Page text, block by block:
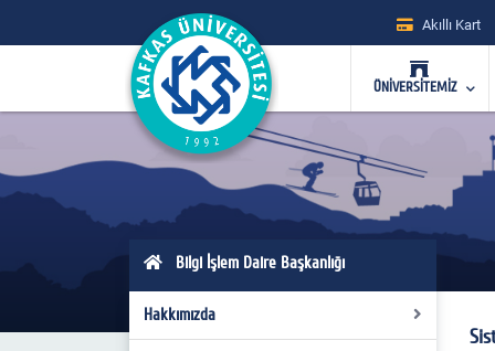
Akıllı Kart
ÜNİVERSİTEMİZ
Bilgi İşlem Daire Başkanlığı
Hakkımızda